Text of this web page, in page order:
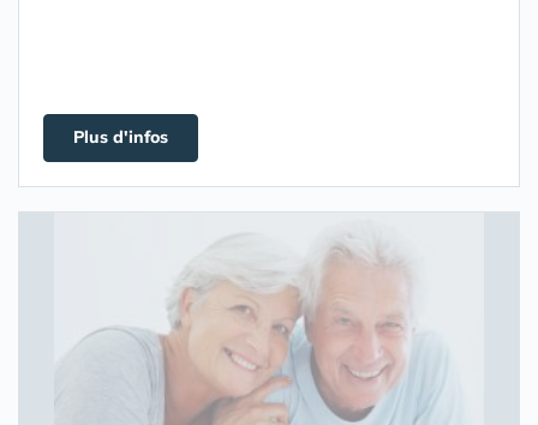
Plus d'infos